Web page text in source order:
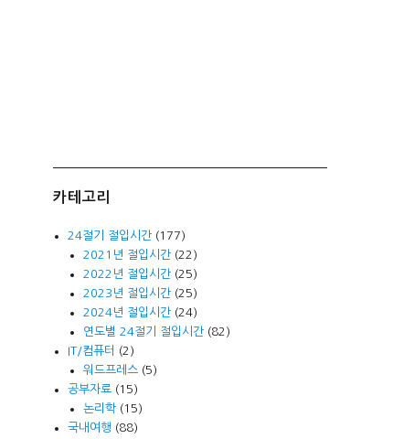
카테고리
24절기 절입시간 (177)
2021년 절입시간(22)
2022년 절입시간(25)
2023년 절입시간(25)
2024년 절입시간(24)
연도별 24절기 절입시간(82)
IT/컴퓨터
(2)
워드프레스(5)
공부자료 (15)
논리학(15)
국내여행 (88)